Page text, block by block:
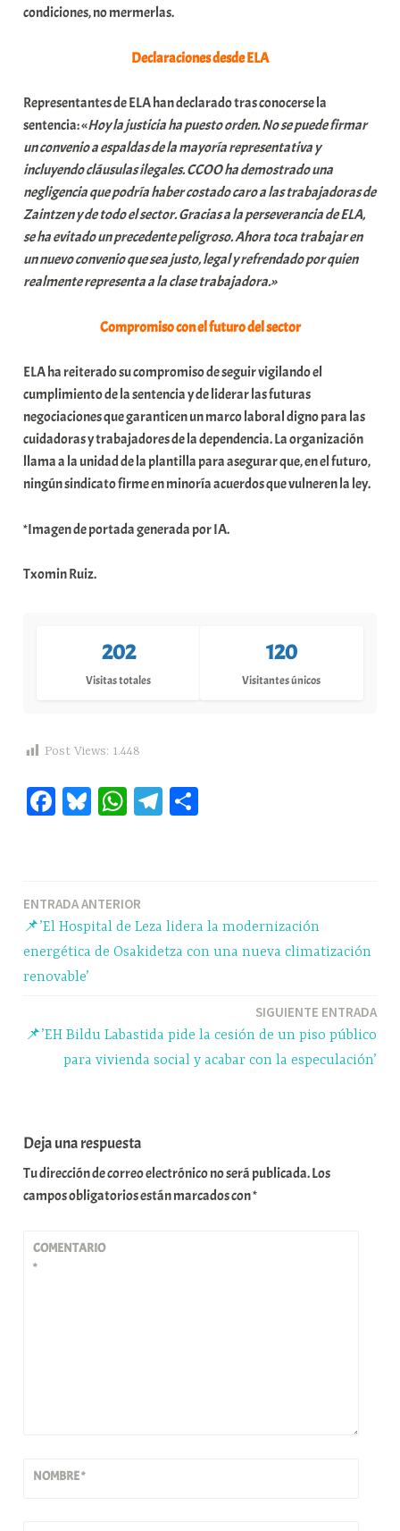
condiciones, no mermerlas.
Declaraciones desde ELA
Representantes de ELA han declarado tras conocerse la
sentencia: «Hoy la justicia ha puesto orden. No se puede firmar
un convenio a espaldas de la mayoría representativa y
incluyendo cláusulas ilegales. CCOO ha demostrado una
negligencia que podría haber costado caro a las trabajadoras de
Zaintzen y de todo el sector. Gracias a la perseverancia de ELA,
se ha evitado un precedente peligroso. Ahora toca trabajar en
un nuevo convenio que sea justo, legal y refrendado por quien
realmente representa a la clase trabajadora.»
Compromiso con el futuro del sector
ELA ha reiterado su compromiso de seguir vigilando el
cumplimiento de la sentencia y de liderar las futuras
negociaciones que garanticen un marco laboral digno para las
cuidadoras y trabajadores de la dependencia. La organización
llama a la unidad de la plantilla para asegurar que, en el futuro,
ningún sindicato firme en minoría acuerdos que vulneren la ley.
*Imagen de portada generada por IA.
Txomin Ruiz.
202
Visitas totales
120
Visitantes únicos
Post Views: 1.448
Fa Bl W
pp
Te
m rti
r
Navegación
de
entradas
ENTRADA ANTERIOR
📌’El Hospital de Leza lidera la modernización
energética de Osakidetza con una nueva climatización
renovable’
SIGUIENTE ENTRADA
📌’EH Bildu Labastida pide la cesión de un piso público
para vivienda social y acabar con la especulación’
Deja una respuesta
Tu dirección de correo electrónico no será publicada.Los
campos obligatorios están marcados con*
COMENTARIO
*
NOMBRE*